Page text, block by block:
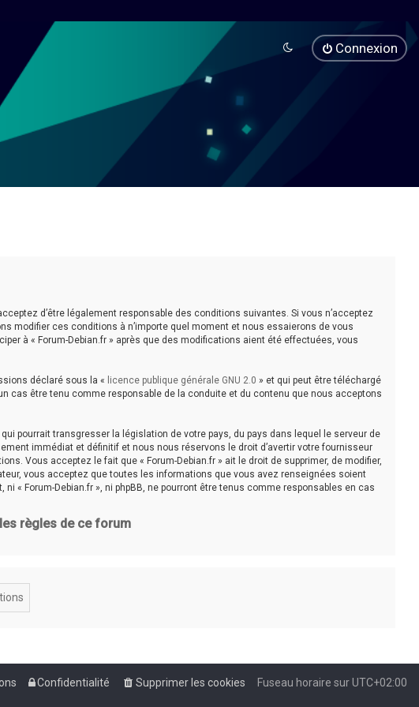
Connexion
d’être légalement responsable des conditions suivantes. Si vous n’acceptez
modifier ces conditions à n’importe quel moment et nous essaierons de vous
à « Forum-Debian.fr » après que des modifications aient été effectuées, vous
déclaré sous la « licence publique générale GNU 2.0 » et qui peut être téléchargé
cas être tenu comme responsable de la conduite et du contenu que nous acceptons
pourrait transgresser la législation de votre pays, du pays dans lequel le serveur de
immédiat et définitif et nous nous réservons le droit d’avertir votre fournisseur
Vous acceptez le fait que « Forum-Debian.fr » ait le droit de supprimer, de modifier,
vous acceptez que toutes les informations que vous avez renseignées soient
Forum-Debian.fr », ni phpBB, ne pourront être tenus comme responsables en cas
règles de ce forum
Fuseau horaire surUTC+02:00
Supprimer les cookies
Confidentialité